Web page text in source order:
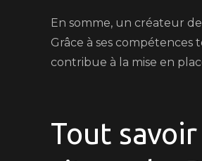
En somme, un créateur
Grâce à ses compétences
contribue à la mise en
Tout